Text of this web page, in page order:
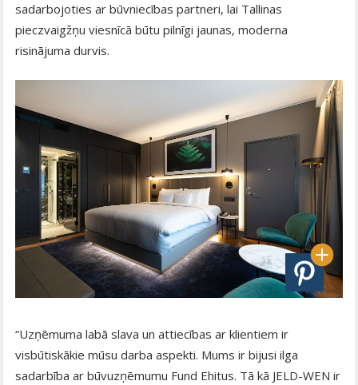
sadarbojoties ar būvniecības partneri, lai Tallinas
pieczvaigžņu viesnīcā būtu pilnīgi jaunas, moderna
risinājuma durvis.
“Uzņēmuma labā slava un attiecības ar klientiem ir
visbūtiskākie mūsu darba aspekti. Mums ir bijusi ilga
sadarbība ar būvuzņēmumu Fund Ehitus. Tā kā JELD-WEN ir